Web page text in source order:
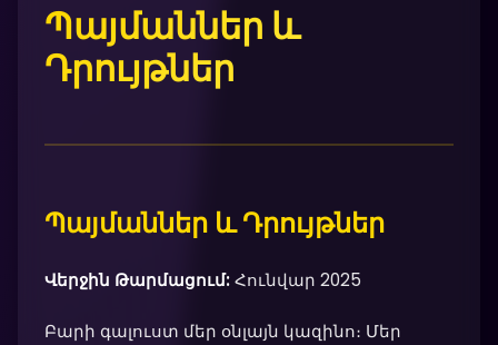
Պայմաններ և
Դրույթներ
Պայմաններ և Դրույթներ
Վերջին Թարմացում:Հունվար 2025
Բարի գալուստ մեր օնլայն կազինո։ Մեր